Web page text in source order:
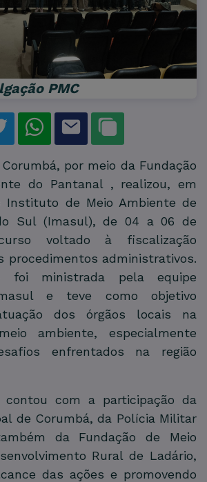
PMC
por meio da Fundação
do Pantanal , realizou, em
Instituto de Meio Ambiente de
Sul (Imasul), de 04 a 06 de
voltado à fiscalização
procedimentos administrativos.
foi ministrada pela equipe
e teve como objetivo
dos órgãos locais na
ambiente, especialmente
enfrentados na região
contou com a participação da
de Corumbá, da Polícia Militar
da Fundação de Meio
Rural de Ladário,
das ações e promovendo